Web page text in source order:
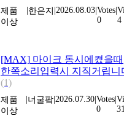
제품
이상
한은지 2026.08.03 Votes
0
4
[MAX] 마이크 동시에켰을때
한쪽소리입력시 지직거립니
(1)
제품
이상
너굴팤| 2026.07.30| Votes
0
|